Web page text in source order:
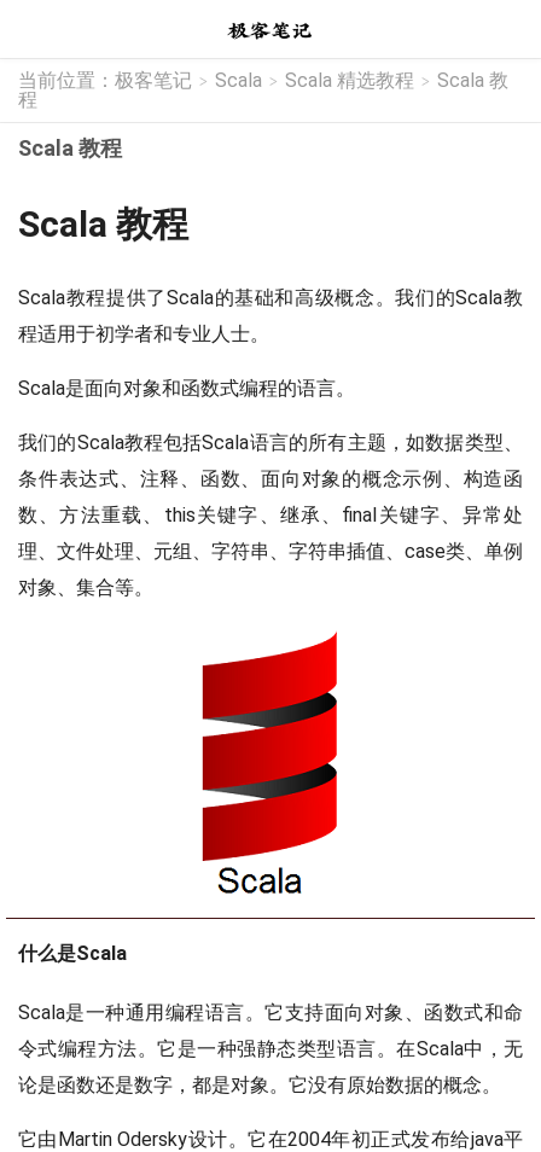
当前位置： 极客笔记 > Scala > Scala 精选教程 > Scala 教
程
Scala 教程
Scala 教程
Scala教程提供了Scala的基础和高级概念。我们的Scala教
程适用于初学者和专业人士。
Scala是面向对象和函数式编程的语言。
我们的Scala教程包括Scala语言的所有主题，如数据类型、
条件表达式、注释、函数、面向对象的概念示例、构造函
数、方法重载、this关键字、继承、final关键字、异常处
理、文件处理、元组、字符串、字符串插值、case类、单例
对象、集合等。
什么是Scala
Scala是一种通用编程语言。它支持面向对象、函数式和命
令式编程方法。它是一种强静态类型语言。在Scala中，无
论是函数还是数字，都是对象。它没有原始数据的概念。
它由Martin Odersky设计。它在2004年初正式发布给java平